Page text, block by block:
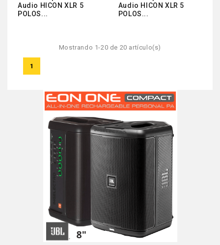
Audio HICON XLR 5
POLOS...
Audio HICON XLR 5
POLOS...
Mostrando 1-20 de 20 artículo(s)
1